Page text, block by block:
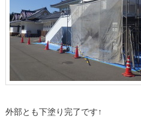
外部とも下塗り完了です↑